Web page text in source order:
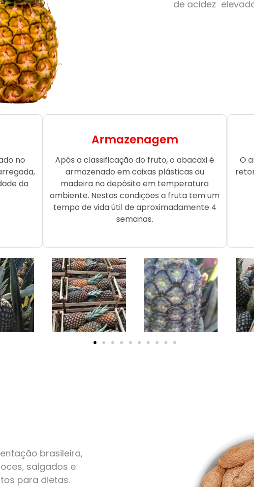
de acidez
no
da
Armazenagem
Após a classificação do fruto, o abacaxi é
armazenado em caixas plásticas ou
madeira no depósito em temperatura
ambiente. Nestas condições a fruta tem um
tempo de vida útil de aproximadamente 4
semanas.
O
brasileira,
salgados e
para dietas.